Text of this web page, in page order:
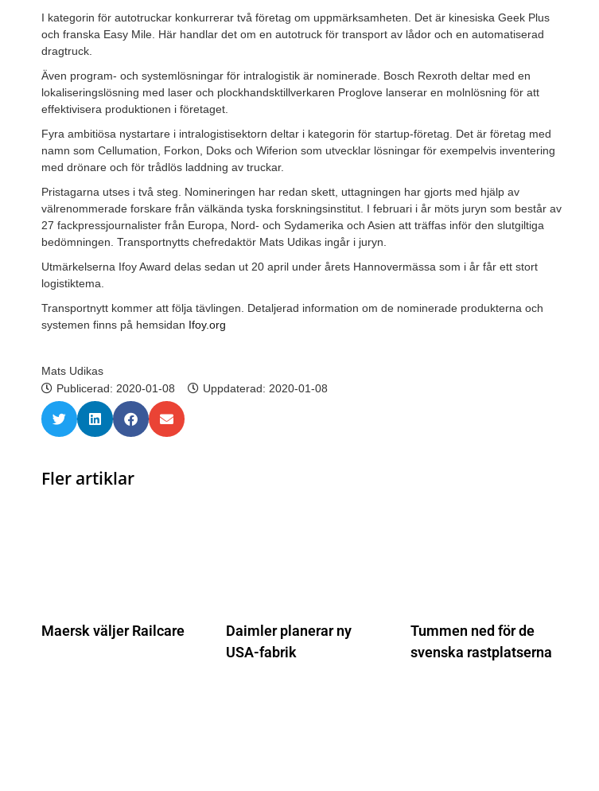
I kategorin för autotruckar konkurrerar två företag om uppmärksamheten. Det är kinesiska Geek Plus
och franska Easy Mile. Här handlar det om en autotruck för transport av lådor och en automatiserad
dragtruck.
Även program- och systemlösningar för intralogistik är nominerade. Bosch Rexroth deltar med en
lokaliseringslösning med laser och plockhandsktillverkaren Proglove lanserar en molnlösning för att
effektivisera produktionen i företaget.
Fyra ambitiösa nystartare i intralogistisektorn deltar i kategorin för startup-företag. Det är företag med
namn som Cellumation, Forkon, Doks och Wiferion som utvecklar lösningar för exempelvis inventering
med drönare och för trådlös laddning av truckar.
Pristagarna utses i två steg. Nomineringen har redan skett, uttagningen har gjorts med hjälp av
välrenommerade forskare från välkända tyska forskningsinstitut. I februari i år möts juryn som består av
27 fackpressjournalister från Europa, Nord- och Sydamerika och Asien att träffas inför den slutgiltiga
bedömningen. Transportnytts chefredaktör Mats Udikas ingår i juryn.
Utmärkelserna Ifoy Award delas sedan ut 20 april under årets Hannovermässa som i år får ett stort
logistiktema.
Transportnytt kommer att följa tävlingen. Detaljerad information om de nominerade produkterna och
systemen finns på hemsidan Ifoy.org
Mats Udikas
Publicerad: 2020-01-08 Uppdaterad: 2020-01-08
Fler artiklar
Maersk väljer Railcare
Daimler planerar ny
USA-fabrik
Tummen ned för de
svenska rastplatserna